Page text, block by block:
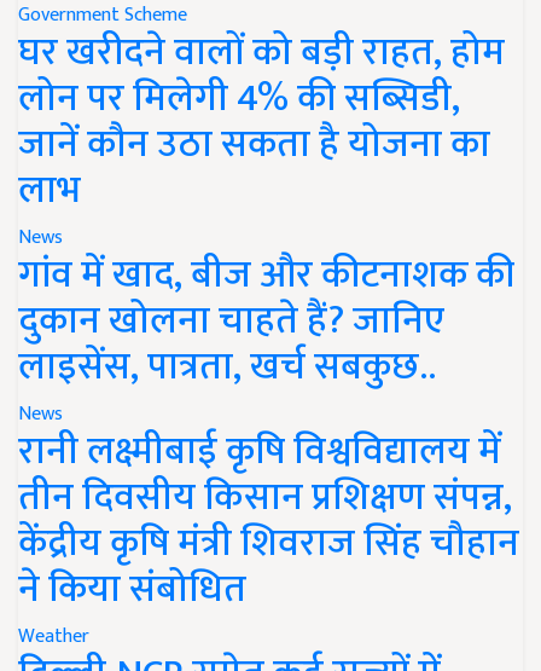
Government Scheme
घर खरीदने वालों को बड़ी राहत, होम
लोन पर मिलेगी 4% की सब्सिडी,
जानें कौन उठा सकता है योजना का
लाभ
News
गांव में खाद, बीज और कीटनाशक की
दुकान खोलना चाहते हैं? जानिए
लाइसेंस, पात्रता, खर्च सबकुछ..
News
रानी लक्ष्मीबाई कृषि विश्वविद्यालय में
तीन दिवसीय किसान प्रशिक्षण संपन्न,
केंद्रीय कृषि मंत्री शिवराज सिंह चौहान
ने किया संबोधित
Weather